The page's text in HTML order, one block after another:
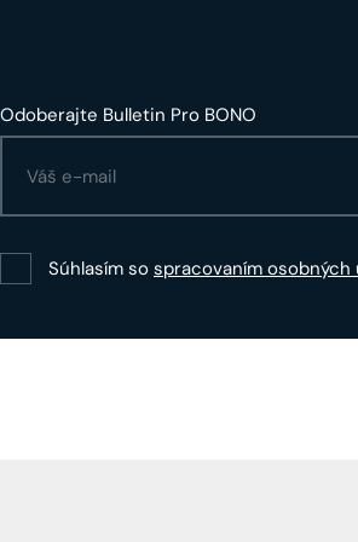
Odoberajte Bulletin Pro BONO
Súhlasím so spracovaním osobných